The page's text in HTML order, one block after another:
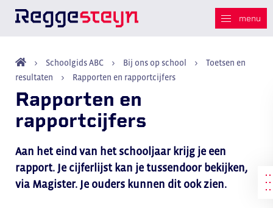
Schoolgids ABC Bij ons op school
Toetsen en
resultaten
Rapporten en rapportcijfers
Rapporten en
rapportcijfers
Aan het eind van het schooljaar krijg je een
rapport. Je cijferlijst kan je tussendoor bekijken,
via Magister. Je ouders kunnen dit ook zien.